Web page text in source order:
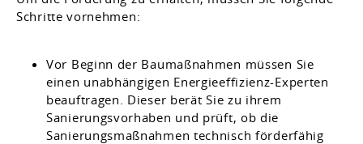
Schritte vornehmen:
Vor Beginn der Baumaßnahmen müssen Sie
einen unabhängigen Energieeffizienz-Experten
beauftragen. Dieser berät Sie zu ihrem
Sanierungsvorhaben und prüft, ob die
Sanierungsmaßnahmen technisch förderfähig